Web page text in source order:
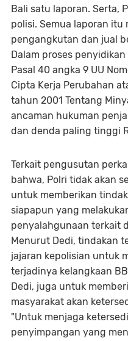
Bali satu laporan. Serta,
polisi. Semua laporan itu
pengangkutan dan jual
Dalam proses
Pasal 40 angka 9 UU
Cipta Kerja Perubahan
tahun 2001 Tentang
ancaman hukuman
dan denda paling tinggi
Terkait pengusutan
bahwa, Polri tidak akan
untuk memberikan
siapapun yang
penyalahgunaan terkait
Menurut Dedi, tindakan
jajaran kepolisian untuk
terjadinya kelangkaan
Dedi, juga untuk
masyarakat akan
"Untuk menjaga
penyimpangan yang